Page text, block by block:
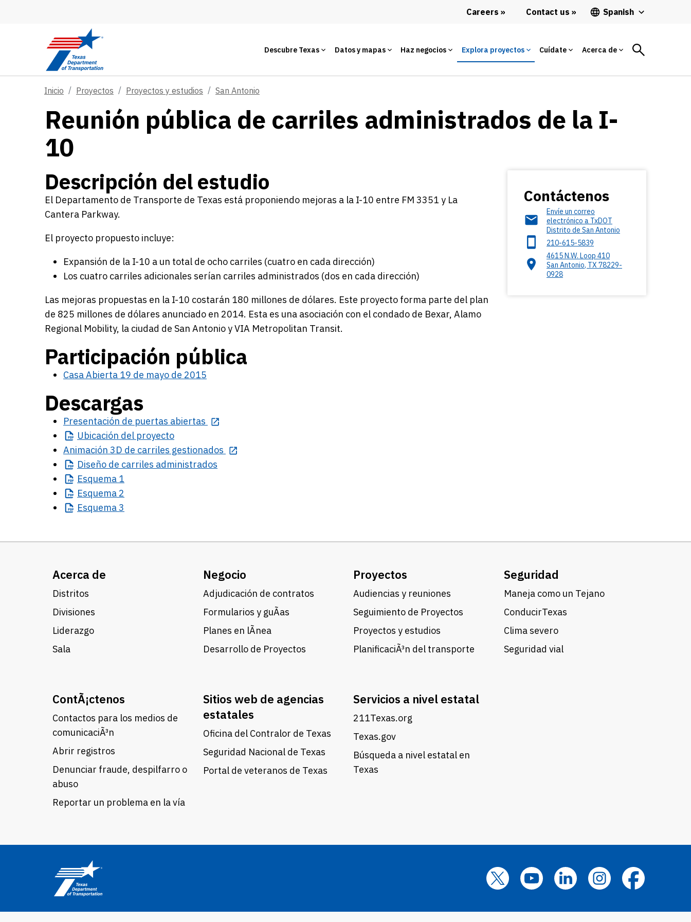
Careers Contact us Spanish
Descubre Texas Datos y mapas Haz negocios Explora proyectos Cuídate Acerca de
Inicio Proyectos Proyectos y estudios San Antonio
Reunión pública de carriles administrados de la I-
10
Descripción del estudio
El Departamento de Transporte de Texas está proponiendo mejoras a la I-10 entre FM 3351 y La
Cantera Parkway.
El proyecto propuesto incluye:
Expansión de la I-10 a un total de ocho carriles (cuatro en cada dirección)
Los cuatro carriles adicionales serían carriles administrados (dos en cada dirección)
Las mejoras propuestas en la I-10 costarán 180 millones de dólares. Este proyecto forma parte del plan
de 825 millones de dólares anunciado en 2014. Esta es una asociación con el condado de Bexar, Alamo
Regional Mobility, la ciudad de San Antonio y VIA Metropolitan Transit.
Participación pública
Casa Abierta 19 de mayo de 2015
Descargas
Presentación de puertas abiertas
Ubicación del proyecto
Animación 3D de carriles gestionados
Diseño de carriles administrados
Esquema 1
Esquema 2
Esquema3
Contáctenos
Envíe un correo
electrónico a TxDOT
Distrito de San Antonio
210-615-5839
4615 N.W. Loop 410
San Antonio, TX 78229-
0928
Acerca de
Distritos
Divisiones
Liderazgo
Sala
Negocio
Adjudicación de contratos
Formularios y guÃ­as
Planes en lÃ­nea
Desarrollo de Proyectos
Proyectos
Audiencias y reuniones
Seguimiento de Proyectos
Proyectos y estudios
PlanificaciÃ³n del transporte
Seguridad
Maneja como un Tejano
ConducirTexas
Clima severo
Seguridad vial
ContÃ¡ctenos
Contactos para los medios de
comunicaciÃ³n
Abrir registros
Denunciar fraude, despilfarro o
abuso
Reportar un problema en la vía
Sitios web de agencias
estatales
Oficina del Contralor de Texas
Seguridad Nacional de Texas
Portal de veteranos de Texas
Servicios a nivel estatal
211Texas.org
Texas.gov
Búsqueda a nivel estatal en
Texas